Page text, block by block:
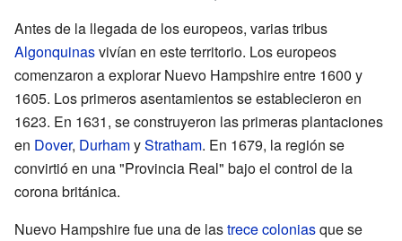
Antes de la llegada de los europeos, varias tribus
Algonquinasvivían en este territorio. Los europeos
comenzaron a explorar Nuevo Hampshire entre 1600 y
1605. Los primeros asentamientos se establecieron en
1623. En 1631, se construyeron las primeras plantaciones
en Dover, DurhamyStratham. En 1679, la región se
convirtió en una "Provincia Real" bajo el control de la
corona británica.
Nuevo Hampshire fue una de lastrece coloniasque se